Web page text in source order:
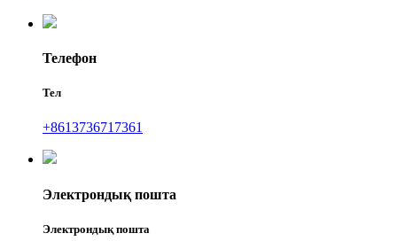
Телефон
Тел
+8613736717361
Электрондық пошта
Электрондық пошта